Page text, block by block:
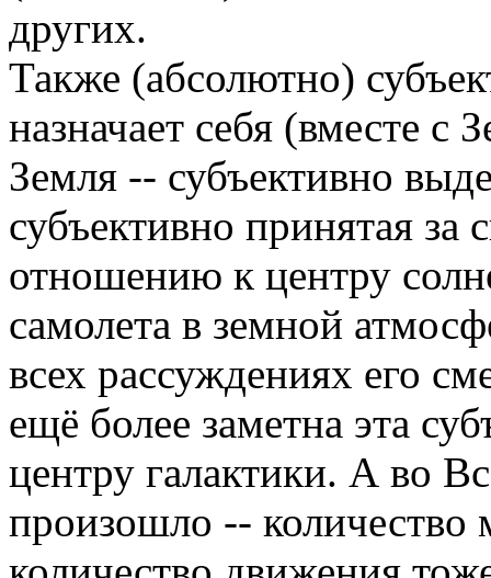
других.
Также (абсолютно)
назначает себя (вместе с
Земля -- субъективно
субъективно принятая за
отношению к центру
самолета в земной
всех рассуждениях его
ещё более заметна эта
центру галактики. А во
произошло -- количество